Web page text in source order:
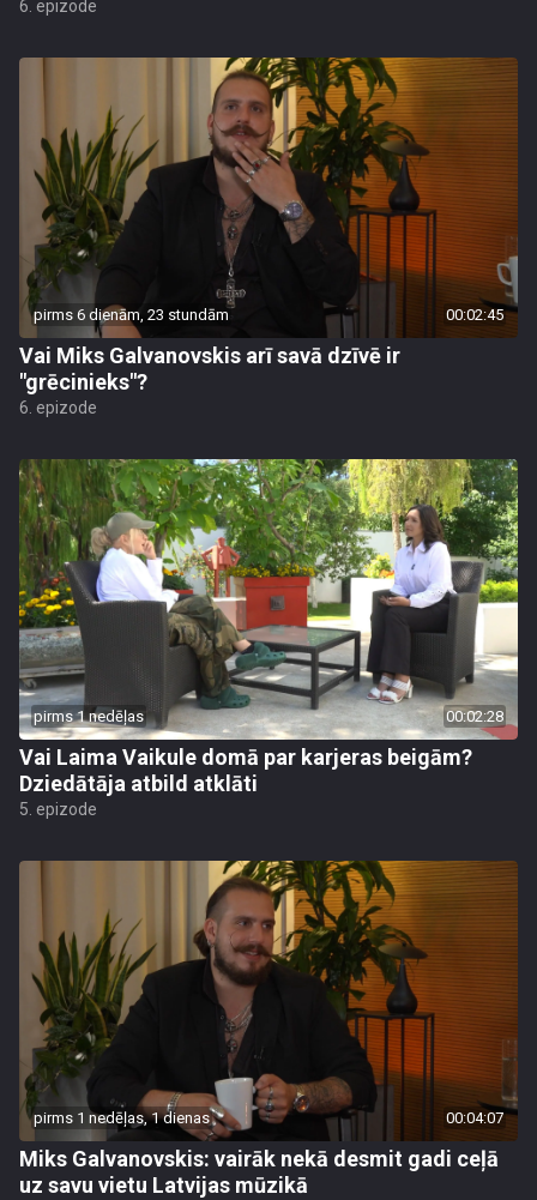
6. epizode
pirms 6 dienām, 23 stundām 00:02:45
Vai Miks Galvanovskis arī savā dzīvē ir
"grēcinieks"?
6. epizode
pirms 1 nedēļas 00:02:28
Vai Laima Vaikule domā par karjeras beigām?
Dziedātāja atbild atklāti
5. epizode
pirms 1 nedēļas, 1 dienas 00:04:07
Miks Galvanovskis: vairāk nekā desmit gadi ceļā
uz savu vietu Latvijas mūzikā